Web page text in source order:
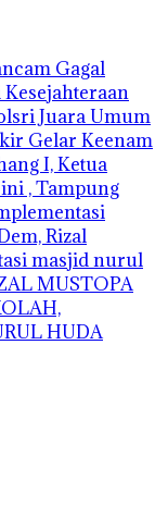
Gagal
Juara Umum
Gelar Keenam
I, Ketua
, Tampung
Rizal
masjid nurul
MUSTOPA
HUDA